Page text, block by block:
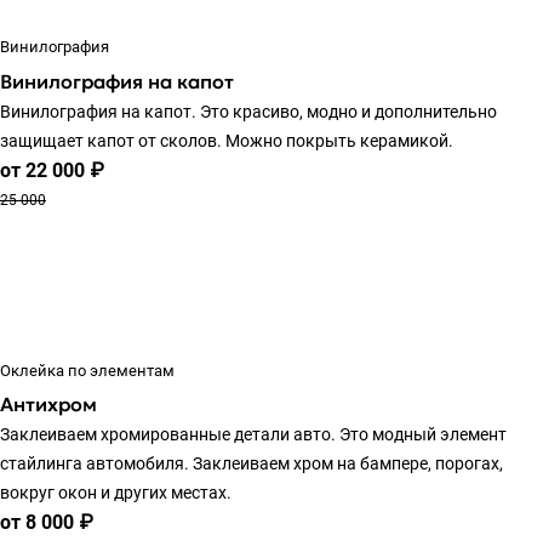
Винилография
Винилография на капот
Винилография на капот. Это красиво, модно и дополнительно
защищает капот от сколов. Можно покрыть керамикой.
от 22 000 ₽
25 000
Оклейка по элементам
Антихром
Заклеиваем хромированные детали авто. Это модный элемент
стайлинга автомобиля. Заклеиваем хром на бампере, порогах,
вокруг окон и других местах.
от 8 000 ₽